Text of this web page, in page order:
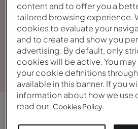
content and to offer you a
tailored browsing experience.
cookies to evaluate your
and to create and show you
advertising. By default, only
cookies will be active. You
your cookie definitions
available in this banner. If you
information about how we use
read our Cookies Policy.